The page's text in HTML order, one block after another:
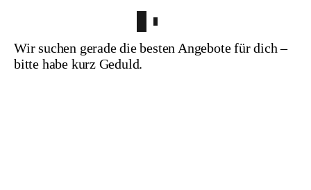
Wir suchen gerade die besten Angebote für dich –
bitte habe kurz Geduld.